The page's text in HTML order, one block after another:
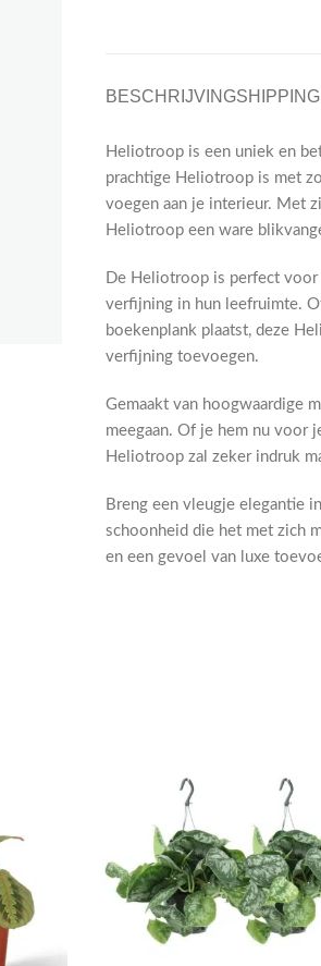
BESCHRIJVING
Heliotroop is een uniek en
prachtige Heliotroop is met
voegen aan je interieur. Met
Heliotroop een ware
De Heliotroop is perfect voor
verfijning in hun leefruimte.
boekenplank plaatst, deze
verfijning toevoegen.
Gemaakt van hoogwaardige
meegaan. Of je hem nu voor
Heliotroop zal zeker indruk
Breng een vleugje elegantie
schoonheid die het met zich
en een gevoel van luxe